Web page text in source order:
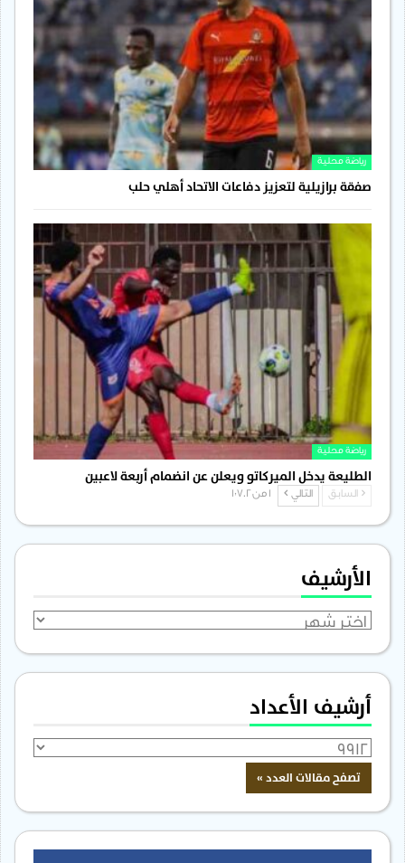
رياضة محلية
صفقة برازيلية لتعزيز دفاعات الاتحاد أهلي حلب
رياضة محلية
الطليعة يدخل الميركاتو ويعلن عن انضمام أربعة لاعبين
السابق التالي
الأرشيف
الأرشيف
أرشيف الأعداد